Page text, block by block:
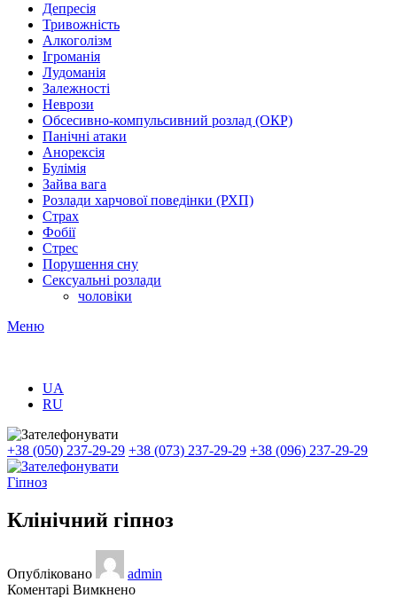
Депресія
Тривожність
Алкоголізм
Ігроманія
Лудоманія
Залежності
Неврози
Обсесивно-компульсивний розлад (ОКР)
Панічні атаки
Анорексія
Булімія
Зайва вага
Розлади харчової поведінки (РХП)
Страх
Фобії
Стрес
Порушення сну
Сексуальні розлади
чоловіки
Меню
UA
RU
+38 (050) 237-29-29 +38 (073) 237-29-29 +38 (096) 237-29-29
Гіпноз
Клінічний гіпноз
Опубліковано
admin
Коментарі Вимкненодо